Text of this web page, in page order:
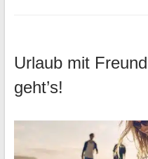
Urlaub mit
geht’s!